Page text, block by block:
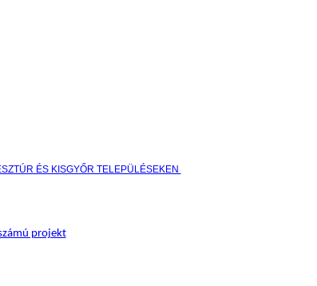
ÉS KISGYŐR TELEPÜLÉSEKEN
projekt